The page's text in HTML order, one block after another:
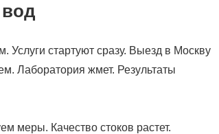
вод
Услуги стартуют сразу. Выезд в Москву
Лаборатория жмет. Результаты
меры. Качество стоков растет.